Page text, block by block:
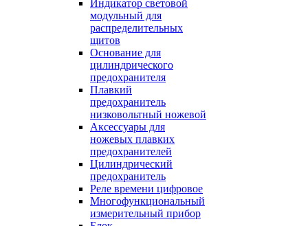
Индикатор световой
модульный для
распределительных
щитов
Основание для
цилиндрического
предохранителя
Плавкий
предохранитель
низковольтный ножевой
Аксессуары для
ножевых плавких
предохранителей
Цилиндрический
предохранитель
Реле времени цифровое
Многофункциональный
измерительный прибор